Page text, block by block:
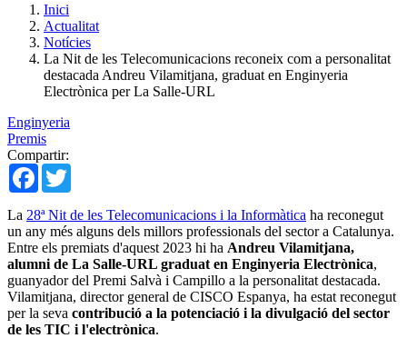
Inici
Actualitat
Notícies
La Nit de les Telecomunicacions reconeix com a personalitat
destacada Andreu Vilamitjana, graduat en Enginyeria
Electrònica per La Salle-URL
Enginyeria
Premis
Compartir:
Facebook
La 28ª Nit de les Telecomunicacions i la Informàtica ha reconegut
un any més alguns dels millors professionals del sector a Catalunya.
Entre els premiats d'aquest 2023 hi ha Andreu Vilamitjana,
alumni de La Salle-URL graduat en Enginyeria Electrònica,
guanyador del Premi Salvà i Campillo a la personalitat destacada.
Vilamitjana, director general de CISCO Espanya, ha estat reconegut
per la seva contribució a la potenciació i la divulgació del sector
de les TIC i l'electrònica.